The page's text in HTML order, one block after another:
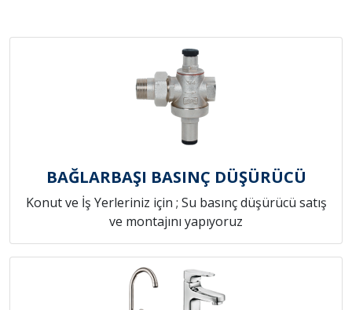
BAĞLARBAŞI BASINÇ DÜŞÜRÜCÜ
Konut ve İş Yerleriniz için ; Su basınç düşürücü satış
ve montajını yapıyoruz